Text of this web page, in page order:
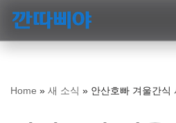
로
Home » 새 소식 » 안산호빠 겨울간식